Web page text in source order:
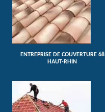
ENTREPRISE DE COUVERTURE 68
HAUT-RHIN